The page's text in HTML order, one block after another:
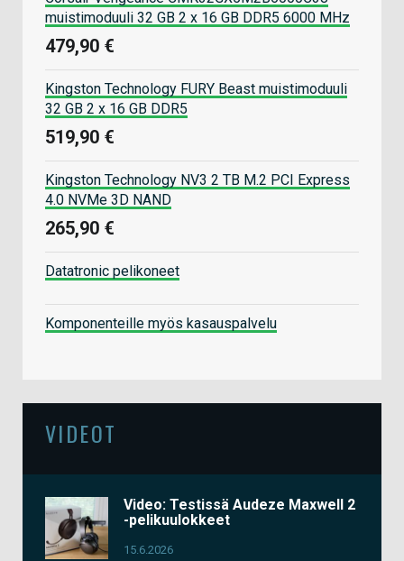
muistimoduuli 32 GB 2 x 16 GB DDR5 6000 MHz
479,90 €
Kingston Technology FURY Beast muistimoduuli
32 GB 2 x 16 GB DDR5
519,90 €
Kingston Technology NV3 2 TB M.2 PCI Express
4.0 NVMe 3D NAND
265,90 €
Datatronic pelikoneet
Komponenteille myös kasauspalvelu
VIDEOT
Video: Testissä Audeze Maxwell 2
-pelikuulokkeet
15.6.2026